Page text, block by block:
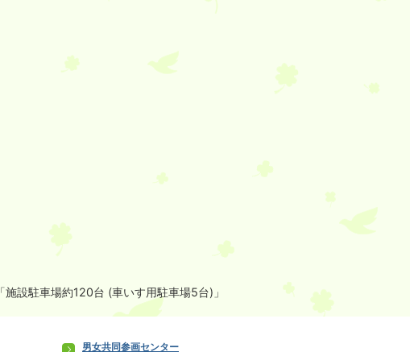
「施設駐車場約120台 (車いす用駐車場5台)」
男女共同参画センター